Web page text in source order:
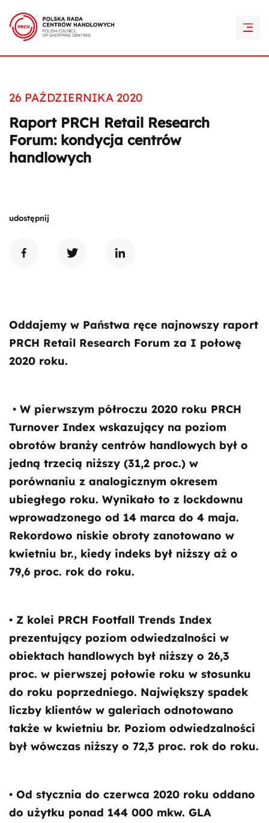
26 PAŹDZIERNIKA 2020
Raport PRCH Retail Research
Forum: kondycja centrów
handlowych
udostępnij
Oddajemy w Państwa ręce najnowszy raport
PRCH Retail Research Forum za I połowę
2020 roku.
• W pierwszym półroczu 2020 roku PRCH
Turnover Index wskazujący na poziom
obrotów branży centrów handlowych był o
jedną trzecią niższy (31,2 proc.) w
porównaniu z analogicznym okresem
ubiegłego roku. Wynikało to z lockdownu
wprowadzonego od 14 marca do 4 maja.
Rekordowo niskie obroty zanotowano w
kwietniu br., kiedy indeks był niższy aż o
79,6 proc. rok do roku.
• Z kolei PRCH Footfall Trends Index
prezentujący poziom odwiedzalności w
obiektach handlowych był niższy o 26,3
proc. w pierwszej połowie roku w stosunku
do roku poprzedniego. Największy spadek
liczby klientów w galeriach odnotowano
także w kwietniu br. Poziom odwiedzalności
był wówczas niższy o 72,3 proc. rok do roku.
• Od stycznia do czerwca 2020 roku oddano
do użytku ponad 144 000 mkw. GLA